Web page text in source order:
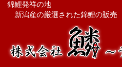
錦鯉発祥の地
新潟産の厳選された錦鯉の販売